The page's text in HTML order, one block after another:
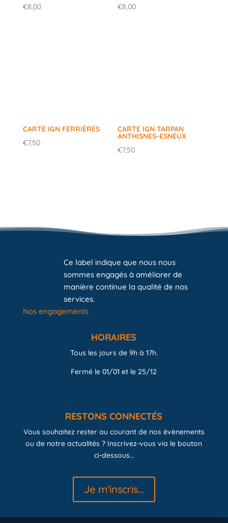
€8,00
€8,00
CARTE IGN FERRIÈRES
€7,50
CARTE IGN TARPAN
ANTHISNES-ESNEUX
€7,50
Ce label indique que nous nous
sommes engagés à améliorer de
manière continue la qualité de nos
services.
Nos engagements
HORAIRES
Tous les jours de 9h à 17h.
Fermé le 01/01 et le 25/12
RESTONS CONNECTÉS
Vous souhaitez rester au courant de nos évènements
ou de notre actualités ? Inscrivez-vous via le bouton
ci-dessous…
Je m'inscris...